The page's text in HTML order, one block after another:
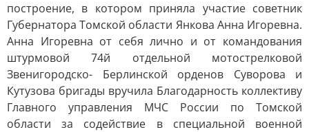
построение, в котором приняла участие советник
Губернатора Томской области Янкова Анна Игоревна.
Анна Игоревна от себя лично и от командования
штурмовой 74й отдельной мотострелковой
Звенигородско- Берлинской орденов Суворова и
Кутузова бригады вручила Благодарность коллективу
Главного управления МЧС России по Томской
области за содействие в специальной военной